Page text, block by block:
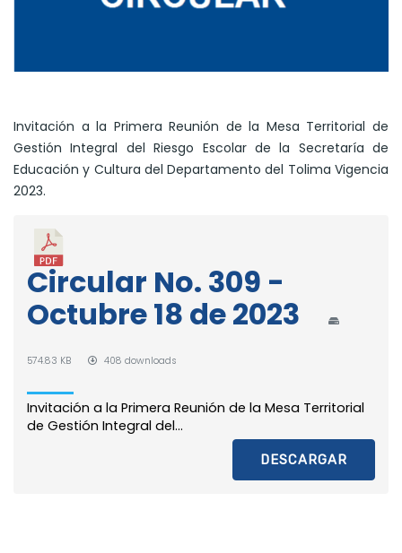
Invitación a la Primera Reunión de la Mesa Territorial de
Gestión Integral del Riesgo Escolar de la Secretaría de
Educación y Cultura del Departamento del Tolima Vigencia
2023.
Circular No. 309 -
Octubre 18 de 2023
574.83 KB 408 downloads
Invitación a la Primera Reunión de la Mesa Territorial
de Gestión Integral del...
DESCARGAR